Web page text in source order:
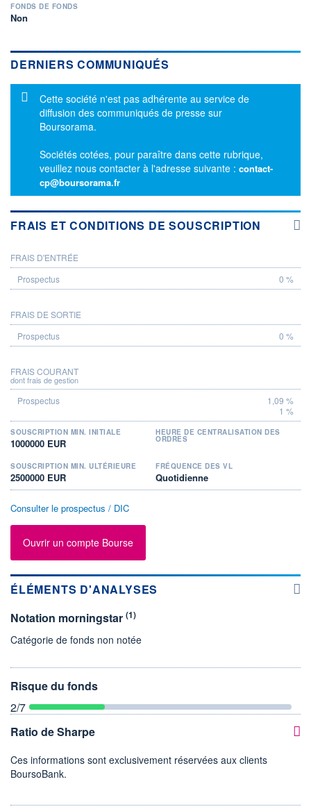
FONDS DE FONDS
Non
DERNIERS COMMUNIQUÉS
Message d'information
Cette société n'est pas adhérente au service de
diffusion des communiqués de presse sur
Boursorama.
Sociétés cotées, pour paraître dans cette rubrique,
veuillez nous contacter à l'adresse suivante : contact-
cp@boursorama.fr
FRAIS ET CONDITIONS DE SOUSCRIPTION
PROSPECTUS
FRAIS D'ENTRÉE
0 %
FRAIS DE SORTIE
0 %
FRAIS COURANT
dont frais de gestion
1,09 %
1 %
SOUSCRIPTION MIN. INITIALE
1000000 EUR
HEURE DE CENTRALISATION DES
ORDRES
SOUSCRIPTION MIN. ULTÉRIEURE
2500000 EUR
FRÉQUENCE DES VL
Quotidienne
Consulter le prospectus / DIC
Ouvrir un compte Bourse
ÉLÉMENTS D'ANALYSES
Notation morningstar (1)
Catégorie de fonds non notée
Risque du fonds
2/7
Ratio de Sharpe
Ces informations sont exclusivement réservées aux clients
BoursoBank.